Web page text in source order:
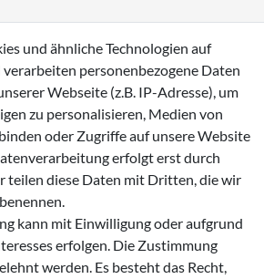
und ähnliche Technologien auf
personenbezogene Daten
Webseite (z.B. IP-Adresse), um
zu personalisieren, Medien von
oder Zugriffe auf unsere Website
erfolgt erst durch
teilen diese Daten mit Dritten, die wir
kann mit Einwilligung oder aufgrund
erfolgen. Die Zustimmung
werden. Es besteht das Recht,